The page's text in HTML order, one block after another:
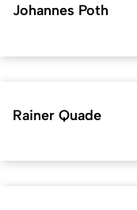
Johannes Poth
Rainer Quade